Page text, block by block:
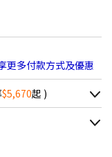
更多付款方式及優惠
$5,670起 )
為主